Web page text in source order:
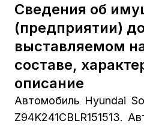
Сведения об
(предприятии)
выставляемом
составе,
описание
Автомобиль Hyundai
Z94K241CBLR151513.